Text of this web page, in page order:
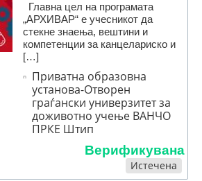
Главна цел на програмата
„АРХИВАР“ е учесникот да
стекне знаења, вештини и
компетенции за канцелариско и
[…]
Приватна образовна
установа-Отворен
граѓански универзитет за
доживотно учење ВАНЧО
ПРКЕ Штип
Верификувана
Истечена